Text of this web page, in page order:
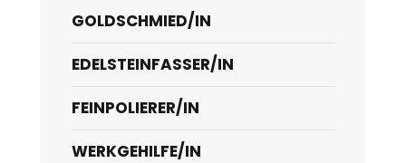
GOLDSCHMIED/IN
EDELSTEINFASSER/IN
FEINPOLIERER/IN
WERKGEHILFE/IN